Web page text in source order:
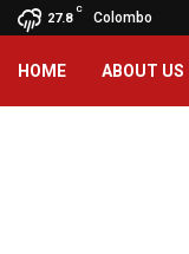
27.8
C
Colombo
HOME ABOUT US